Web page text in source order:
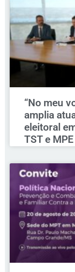
“No meu
amplia
eleitoral
TST e MPE